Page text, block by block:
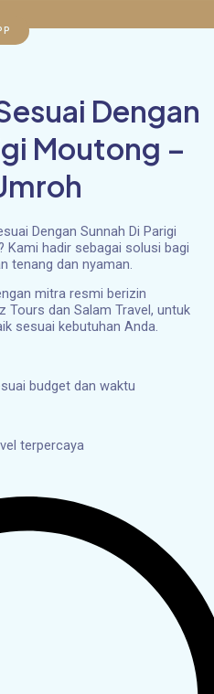
Dengan
Moutong –
Dengan Sunnah Di Parigi
Kami hadir sebagai solusi bagi
tenang dan nyaman.
mitra resmi berizin
Tours dan Salam Travel, untuk
sesuai kebutuhan Anda.
budget dan waktu
terpercaya